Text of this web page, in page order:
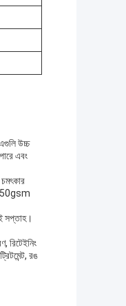
উচ্চ
এবং
50gsm
সপ্তাহ।
রিটেইনিং
রঙ